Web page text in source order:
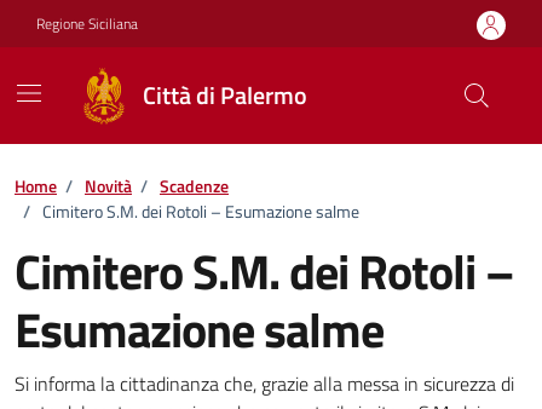
Vai ai contenuti
Vai al footer
Regione Siciliana
Città di Palermo
Home / Novità / Scadenze
/ Cimitero S.M. dei Rotoli – Esumazione salme
Cimitero S.M. dei Rotoli –
Esumazione salme
Dettagli della notizia
Si informa la cittadinanza che, grazie alla messa in sicurezza di